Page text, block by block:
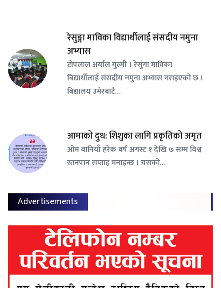
रेसुङ्गा माविका विद्यार्थीलाई संसदीय नमुना
अभ्यास
टोपलाल अर्याल गुल्मी । रेसुंगा माविका
बिद्यार्थीलाई संसदीय नमुना अभ्यास गराइएको छ ।
बिद्यालय उमेरबाटै…
आमाको दुध: शिशुका लागि प्रकृतिको अमृत
ओम बानियाँ हरेक वर्ष अगस्ट १ देखि ७ सम्म विश्व
स्तनपान सप्ताह मनाइन्छ । यसको…
Advertisements